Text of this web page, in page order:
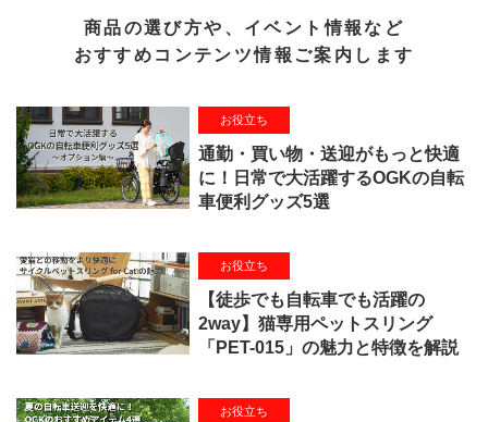
商品の選び方や、イベント情報など
おすすめコンテンツ情報ご案内します
お役立ち
通勤・買い物・送迎がもっと快適
に！日常で大活躍するOGKの自転
車便利グッズ5選
お役立ち
【徒歩でも自転車でも活躍の
2way】猫専用ペットスリング
「PET-015」の魅力と特徴を解説
お役立ち